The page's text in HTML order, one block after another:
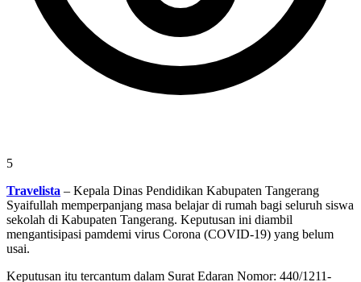
5
Travelista – Kepala Dinas Pendidikan Kabupaten Tangerang
Syaifullah memperpanjang masa belajar di rumah bagi seluruh siswa
sekolah di Kabupaten Tangerang. Keputusan ini diambil
mengantisipasi pamdemi virus Corona (COVID-19) yang belum
usai.
Keputusan itu tercantum dalam Surat Edaran Nomor: 440/1211-